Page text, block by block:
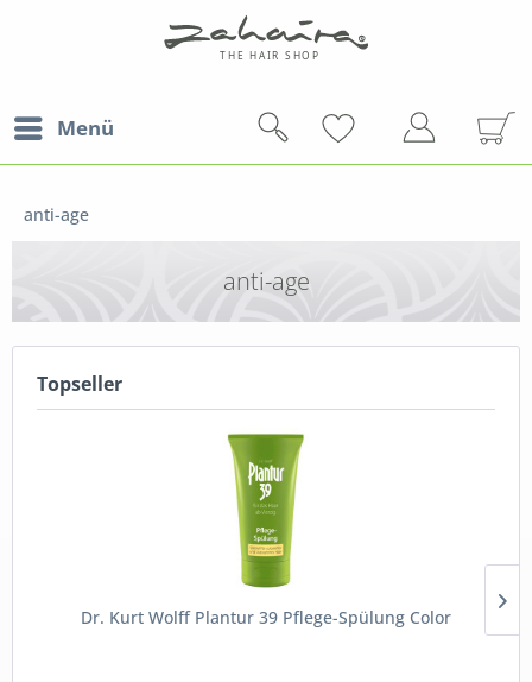
Menü
anti-age
anti-age
Topseller
Dr. Kurt Wolff Plantur 39 Pflege-Spülung Color